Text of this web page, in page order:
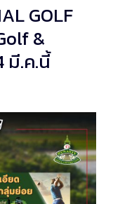
GOLF
&
มี.ค.นี้